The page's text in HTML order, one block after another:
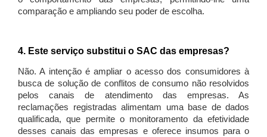
comparação e ampliando seu poder de escolha.
4. Este serviço substitui o SAC das empresas?
Não. A intenção é ampliar o acesso dos consumidores à
busca de solução de conflitos de consumo não resolvidos
pelos canais de atendimento das empresas. As
reclamações registradas alimentam uma base de dados
qualificada, que permite o monitoramento da efetividade
desses canais das empresas e oferece insumos para o